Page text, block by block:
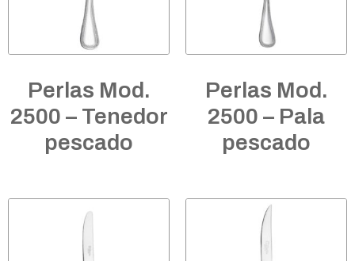
Perlas Mod.
2500 – Tenedor
pescado
Perlas Mod.
2500 – Pala
pescado